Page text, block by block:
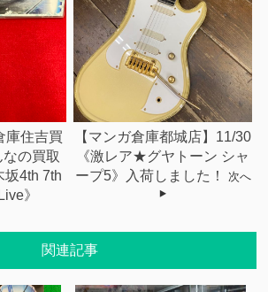
庫住吉買
の買取
坂4th 7th
》
【マンガ倉庫都城店】11/30
《激レア★グヤトーン シャ
ープ5》入荷しました！
次へ
関連記事